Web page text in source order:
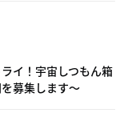
イ！宇宙しつもん箱
募集します～